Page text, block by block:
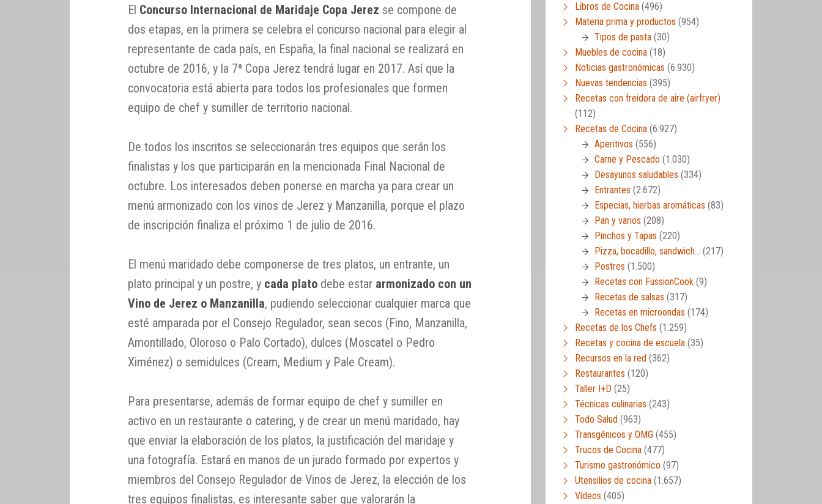
El Concurso Internacional de Maridaje Copa Jerez se compone de
dos etapas, en la primera se celebra el concurso nacional para elegir al
representante de cada país, en España, la final nacional se realizará en
octubre de 2016, y la 7ª Copa Jerez tendrá lugar en 2017. Así que la
convocatoria está abierta para todos los profesionales que formen
equipo de chef y sumiller de territorio nacional.
De todos los inscritos se seleccionarán tres equipos que serán los
finalistas y los que participarán en la mencionada Final Nacional de
octubre. Los interesados deben ponerse en marcha ya para crear un
menú armonizado con los vinos de Jerez y Manzanilla, porque el plazo
de inscripción finaliza el próximo 1 de julio de 2016.
El menú maridado debe componerse de tres platos, un entrante, un
plato principal y un postre, y cada plato debe estar armonizado con un
Vino de Jerez o Manzanilla, pudiendo seleccionar cualquier marca que
esté amparada por el Consejo Regulador, sean secos (Fino, Manzanilla,
Amontillado, Oloroso o Palo Cortado), dulces (Moscatel o Pedro
Ximénez) o semidulces (Cream, Medium y Pale Cream).
Para presentarse, además de formar equipo de chef y sumiller en
activo en un restaurante o catering, y de crear un menú maridado, hay
que enviar la elaboración de los platos, la justificación del maridaje y
una fotografía. Estará en manos de un jurado formado por expertos y
miembros del Consejo Regulador de Vinos de Jerez, la elección de los
tres equipos finalistas, es interesante saber que valorarán la
Libros de Cocina (496)
Materia prima y productos (954)
Tipos de pasta (30)
Muebles de cocina (18)
Noticias gastronómicas (6.930)
Nuevas tendencias (395)
Recetas con freidora de aire (airfryer)
(112)
Recetas de Cocina (6.927)
Aperitivos (556)
Carne y Pescado (1.030)
Desayunos saludables (334)
Entrantes (2.672)
Especias, hierbas aromáticas (83)
Pan y varios (208)
Pinchos y Tapas (220)
Pizza, bocadillo, sandwich… (217)
Postres (1.500)
Recetas con FussionCook (9)
Recetas de salsas (317)
Recetas en microondas (174)
Recetas de los Chefs (1.259)
Recetas y cocina de escuela (35)
Recursos en la red (362)
Restaurantes (120)
Taller I+D (25)
Técnicas culinarias (243)
Todo Salud (963)
Transgénicos y OMG (455)
Trucos de Cocina (477)
Turismo gastronómico (97)
Utensilios de cocina (1.657)
Vídeos (405)